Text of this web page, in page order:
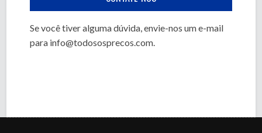
Se você tiver alguma dúvida, envie-nos um e-mail
para info@todososprecos.com.